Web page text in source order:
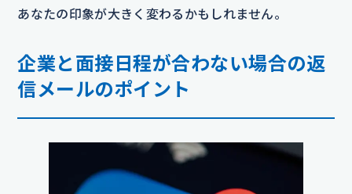
あなたの印象が大きく変わるかもしれません。
企業と面接日程が合わない場合の返
信メールのポイント